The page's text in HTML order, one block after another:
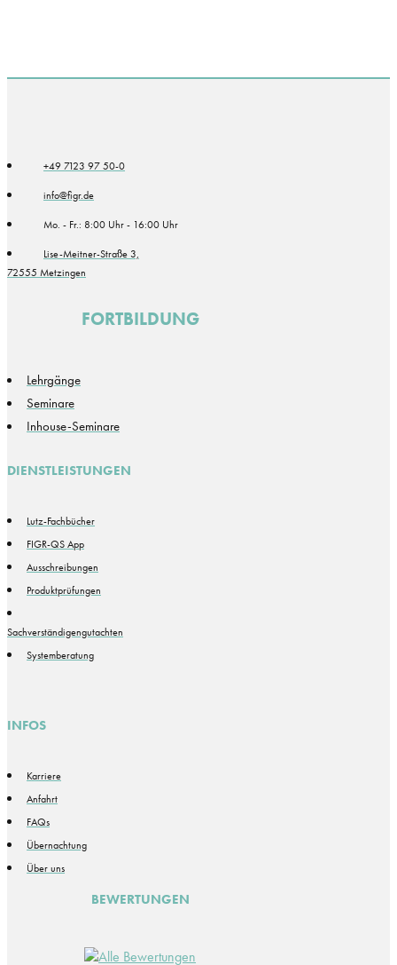
+49 7123 97 50-0
info@figr.de
Mo. - Fr.: 8:00 Uhr - 16:00 Uhr
Lise-Meitner-Straße 3,
72555 Metzingen
FORTBILDUNG
Lehrgänge
Seminare
Inhouse-Seminare
DIENSTLEISTUNGEN
Lutz-Fachbücher
FIGR-QS App
Ausschreibungen
Produktprüfungen
Sachverständigengutachten
Systemberatung
INFOS
Karriere
Anfahrt
FAQs
Übernachtung
Über uns
BEWERTUNGEN